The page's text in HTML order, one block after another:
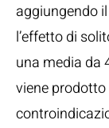
aggiungendo
l’effetto di
una media da
viene